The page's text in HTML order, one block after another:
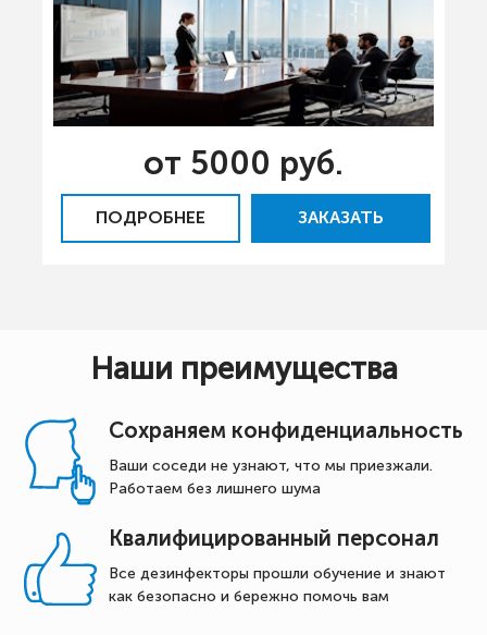
от 5000 руб.
ПОДРОБНЕЕ ЗАКАЗАТЬ
Наши преимущества
Сохраняем конфиденциальность
Ваши соседи не узнают, что мы приезжали.
Работаем без лишнего шума
Квалифицированный персонал
Все дезинфекторы прошли обучение и знают
как безопасно и бережно помочь вам